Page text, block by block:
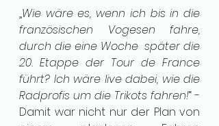
„Wie wäre es, wenn ich bis in die
französischen Vogesen fahre,
durch die eine Woche  später die
20. Etappe der Tour de France
führt? Ich wäre live dabei, wie die
Radprofis um die Trikots fahren!“ -
Damit war nicht nur der Plan von